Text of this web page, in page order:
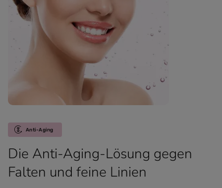
Anti-Aging
Die Anti-Aging-Lösung gegen
Falten und feine Linien